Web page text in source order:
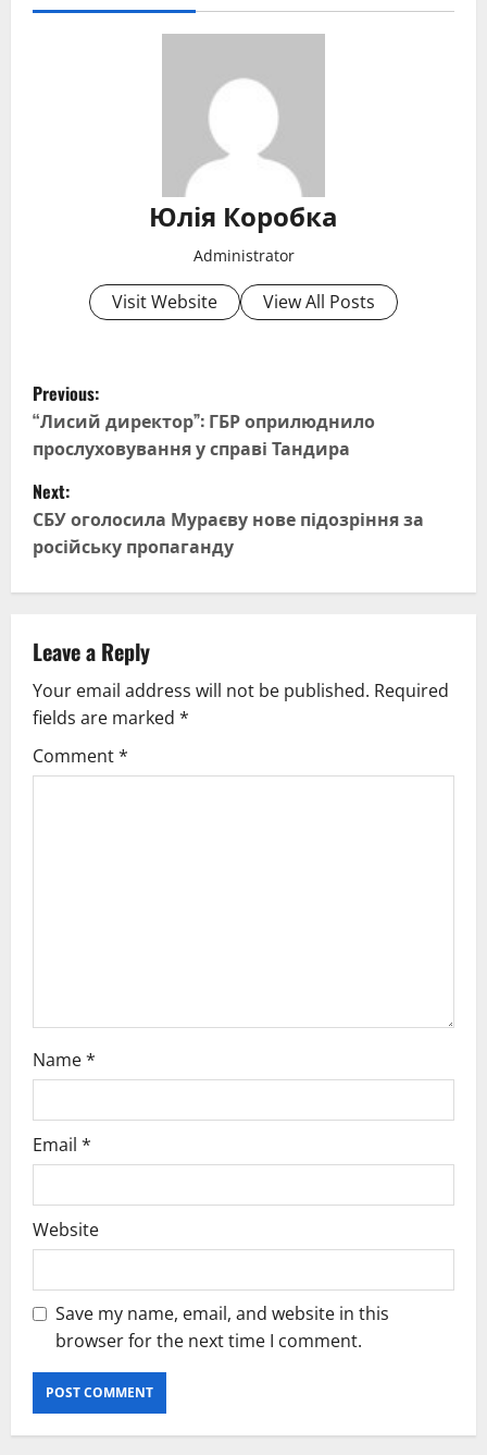
Юлія Коробка
Administrator
Visit Website View All Posts
P
o
s
t
n
v
i
g
Previous:
“Лисий директор”: ГБР оприлюднило
прослуховування у справі Тандира
Next:
СБУ оголосила Мураєву нове підозріння за
російську пропаганду
Leave a Reply
Your email address will not be published. Required
fields are marked *
Comment*
Name*
Email *
Website
Save my name, email, and website in this
browser for the next time I comment.